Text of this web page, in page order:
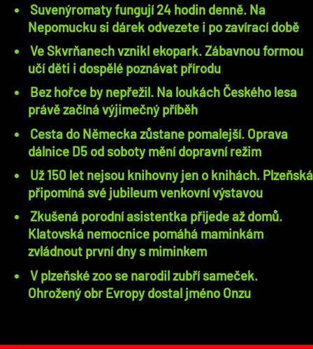
Suvenýromaty fungují 24 hodin denně. Na
Nepomucku si dárek odvezete i po zavírací době
Ve Skvrňanech vznikl ekopark. Zábavnou formou
učí děti i dospělé poznávat přírodu
Bez hořce by nepřežil. Na loukách Českého lesa
právě začíná výjimečný příběh
Cesta do Německa zůstane pomalejší. Oprava
dálnice D5 od soboty mění dopravní režim
Už 150 let nejsou knihovny jen o knihách. Plzeňská
připomíná své jubileum venkovní výstavou
Zkušená porodní asistentka přijede až domů.
Klatovská nemocnice pomáhá maminkám
zvládnout první dny s miminkem
V plzeňské zoo se narodil zubří sameček.
Ohrožený obr Evropy dostal jméno Onzu